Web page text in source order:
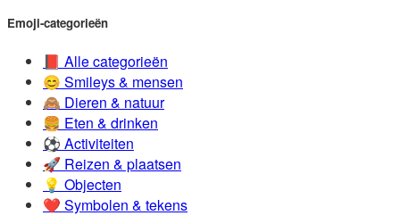
Emoji-categorieën
📕️ Alle categorieën
😊️ Smileys & mensen
🙈️ Dieren & natuur
🍔️ Eten & drinken
⚽️ Activiteiten
🚀️ Reizen & plaatsen
💡️ Objecten
❤️ Symbolen & tekens